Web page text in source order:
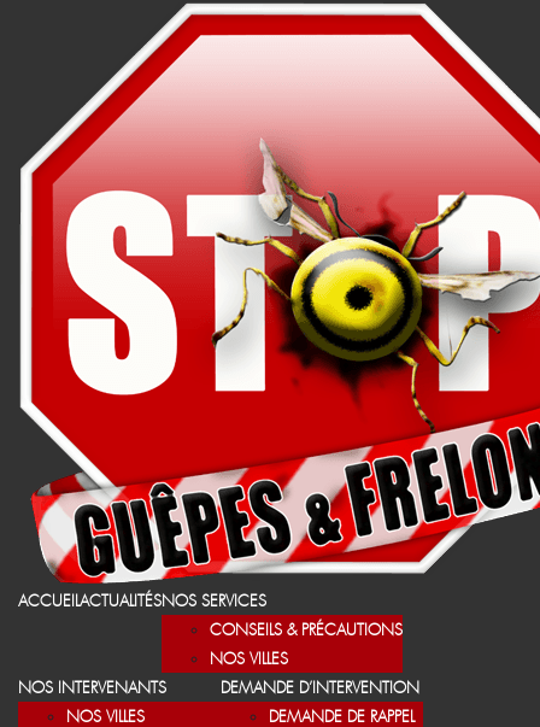
ACCUEILACTUALITÉSNOS SERVICES
CONSEILS & PRÉCAUTIONS
NOS VILLES
NOS INTERVENANTS
NOS VILLES
DEMANDE D’INTERVENTION
DEMANDE DE RAPPEL